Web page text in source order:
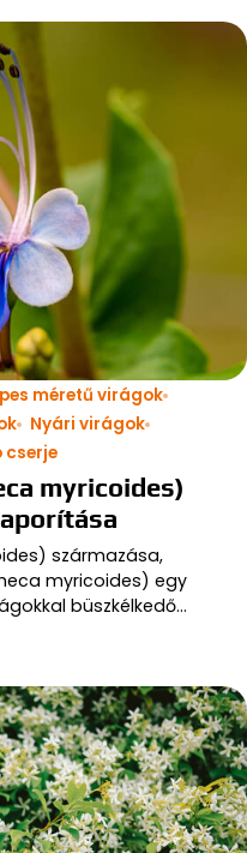
méretű virágok
Nyári virágok
cserje
myricoides)
származása,
myricoides) egy
büszkélkedő…